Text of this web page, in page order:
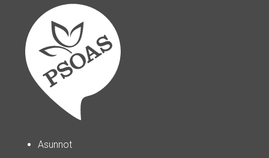
Asunnot